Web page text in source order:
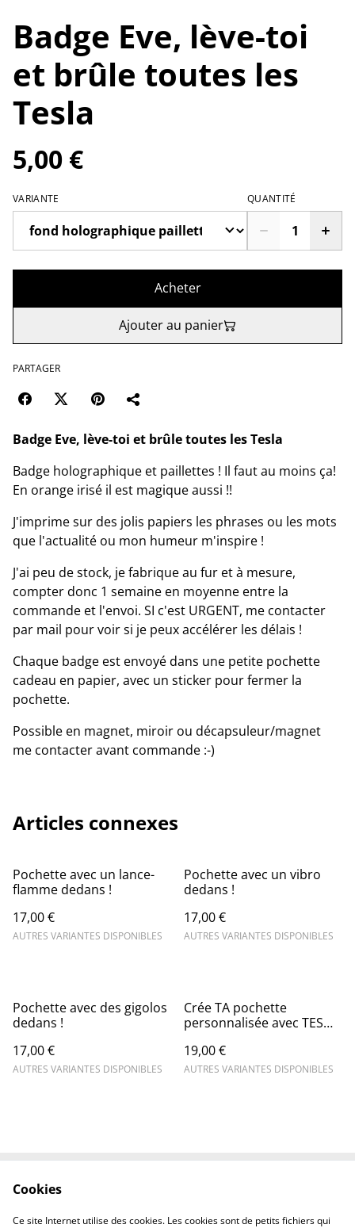
Badge Eve, lève-toi
et brûle toutes les
Tesla
5,00 €
VARIANTE QUANTITÉ
Acheter
Ajouter au panier
PARTAGER
Badge Eve, lève-toi et brûle toutes les Tesla
Badge holographique et paillettes ! Il faut au moins ça!
En orange irisé il est magique aussi !!
J'imprime sur des jolis papiers les phrases ou les mots
que l'actualité ou mon humeur m'inspire !
J'ai peu de stock, je fabrique au fur et à mesure,
compter donc 1 semaine en moyenne entre la
commande et l'envoi. SI c'est URGENT, me contacter
par mail pour voir si je peux accélérer les délais !
Chaque badge est envoyé dans une petite pochette
cadeau en papier, avec un sticker pour fermer la
pochette.
Possible en magnet, miroir ou décapsuleur/magnet
me contacter avant commande :-)
Articles connexes
Pochette avec un lance-
flamme dedans !
17,00 €
AUTRES VARIANTES DISPONIBLES
Pochette avec un vibro
dedans !
17,00 €
AUTRES VARIANTES DISPONIBLES
Pochette avec des gigolos
dedans !
17,00 €
AUTRES VARIANTES DISPONIBLES
Crée TA pochette
personnalisée avec TES
19,00 €
AUTRES VARIANTES DISPONIBLES
Politique de
Politique de cookies
Cookies
Ce site Internet utilise des cookies. Les cookies sont de petits fichiers qui